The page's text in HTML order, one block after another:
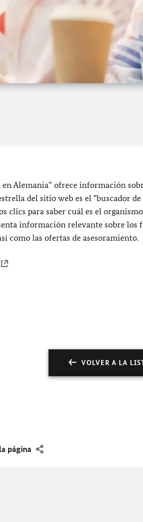
Alemania” ofrece información
del sitio web es el "buscador de
clics para saber cuál es el
información relevante sobre
como las ofertas de asesoramiento.
VOLVER A LA
página